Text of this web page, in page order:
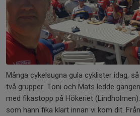
Många cykelsugna gula cyklister idag,
två grupper. Toni och Mats ledde
med fikastopp på Hökeriet
som hann fika klart innan vi kom dit.